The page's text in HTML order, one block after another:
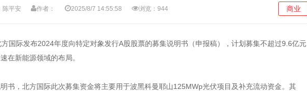
陈平安 作者： 2025/8/7 14:55:58 浏览：944 商业
国际发布2024年度向特定对象发行A股股票的募集说明书（申报稿），计划募集不超过9.6亿元
在新能源领域的布局。
书，北方国际此次募集资金将主要用于波黑科曼耶山125MWp光伏项目及补充流动资金。其